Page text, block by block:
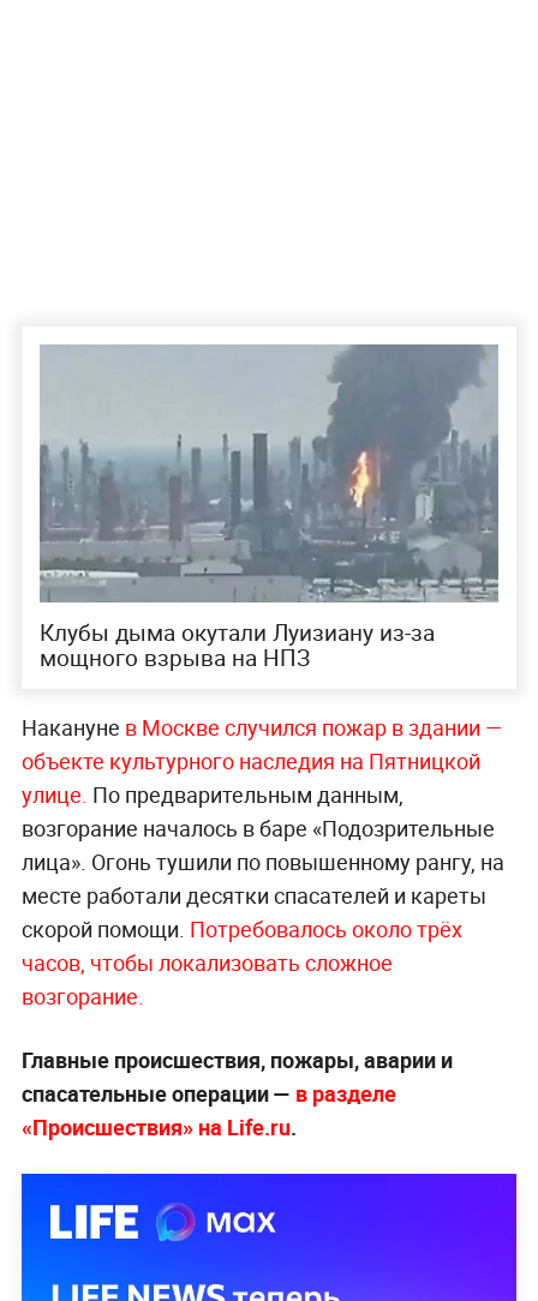
Клубы дыма окутали Луизиану из-за
мощного взрыва на НПЗ
Накануне в Москве случился пожар в здании —
объекте культурного наследия на Пятницкой
улице. По предварительным данным,
возгорание началось в баре «Подозрительные
лица». Огонь тушили по повышенному рангу, на
месте работали десятки спасателей и кареты
скорой помощи. Потребовалось около трёх
часов, чтобы локализовать сложное
возгорание.
Главные происшествия, пожары, аварии и
спасательные операции — в разделе
«Происшествия» на Life.ru.